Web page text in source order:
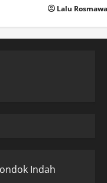
Lalu
Indah